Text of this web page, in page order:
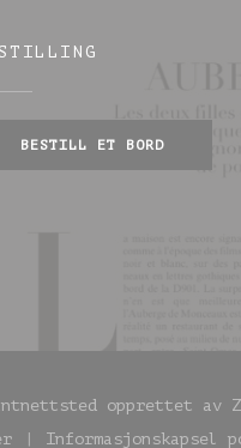
BESTILL ET BORD
opprettet av
Informasjonskapsel